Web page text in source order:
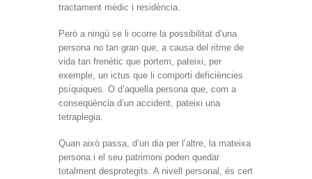
tractament mèdic i residència.
Però a ningú se li ocorre la possibilitat d’una
persona no tan gran que, a causa del ritme de
vida tan frenètic que portem, pateixi, per
exemple, un ictus que li comporti deficiències
psíquiques. O d’aquella persona que, com a
conseqüència d’un accident, pateixi una
tetraplegia.
Quan això passa, d’un dia per l’altre, la mateixa
persona i el seu patrimoni poden quedar
totalment desprotegits. A nivell personal, és cert